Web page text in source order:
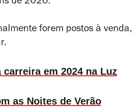
forem postos à venda,
em 2024 na Luz
as Noites de Verão